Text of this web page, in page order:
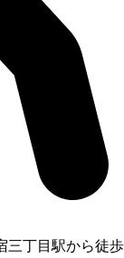
三丁目駅から徒